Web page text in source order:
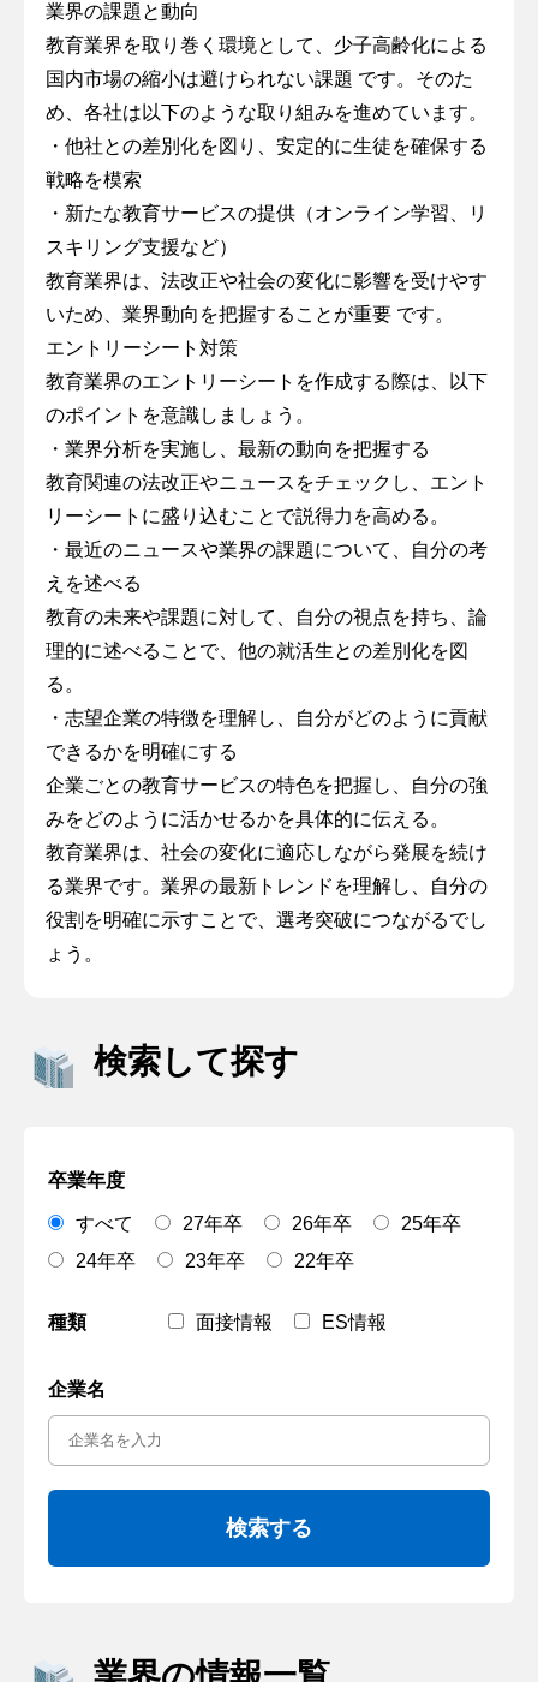
業界の課題と動向
教育業界を取り巻く環境として、少子高齢化による
国内市場の縮小は避けられない課題 です。そのた
め、各社は以下のような取り組みを進めています。
・他社との差別化を図り、安定的に生徒を確保する
戦略を模索
・新たな教育サービスの提供（オンライン学習、リ
スキリング支援など）
教育業界は、法改正や社会の変化に影響を受けやす
いため、業界動向を把握することが重要 です。
エントリーシート対策
教育業界のエントリーシートを作成する際は、以下
のポイントを意識しましょう。
・業界分析を実施し、最新の動向を把握する
教育関連の法改正やニュースをチェックし、エント
リーシートに盛り込むことで説得力を高める。
・最近のニュースや業界の課題について、自分の考
えを述べる
教育の未来や課題に対して、自分の視点を持ち、論
理的に述べることで、他の就活生との差別化を図
る。
・志望企業の特徴を理解し、自分がどのように貢献
できるかを明確にする
企業ごとの教育サービスの特色を把握し、自分の強
みをどのように活かせるかを具体的に伝える。
教育業界は、社会の変化に適応しながら発展を続け
る業界です。業界の最新トレンドを理解し、自分の
役割を明確に示すことで、選考突破につながるでし
ょう。
検索して探す
卒業年度
すべて 27年卒 26年卒
25年卒
24年卒
23年卒 22年卒
種類 面接情報 ES情報
企業名